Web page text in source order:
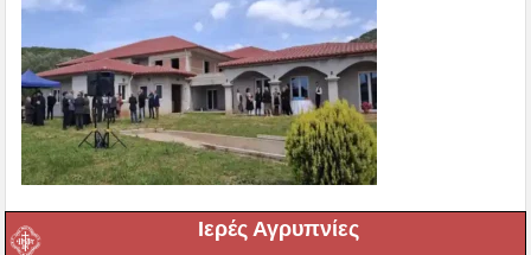
Ιερές Αγρυπνίες